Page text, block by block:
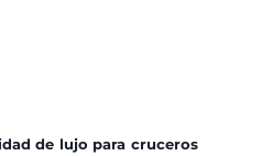
de lujo para cruceros